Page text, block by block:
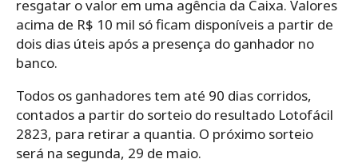
resgatar o valor em uma agência da Caixa. Valores
acima de R$ 10 mil só ficam disponíveis a partir de
dois dias úteis após a presença do ganhador no
banco.
Todos os ganhadores tem até 90 dias corridos,
contados a partir do sorteio do resultado Lotofácil
2823, para retirar a quantia. O próximo sorteio
será na segunda, 29 de maio.